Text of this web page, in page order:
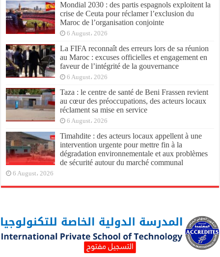
Mondial 2030 : des partis espagnols exploitent la
crise de Ceuta pour réclamer l’exclusion du
Maroc de l’organisation conjointe
6 August، 2026
La FIFA reconnaît des erreurs lors de sa réunion
au Maroc : excuses officielles et engagement en
faveur de l’intégrité de la gouvernance
6 August، 2026
Taza : le centre de santé de Beni Frassen revient
au cœur des préoccupations, des acteurs locaux
réclament sa mise en service
6 August، 2026
Timahdite : des acteurs locaux appellent à une
intervention urgente pour mettre fin à la
dégradation environnementale et aux problèmes
de sécurité autour du marché communal
6 August، 2026